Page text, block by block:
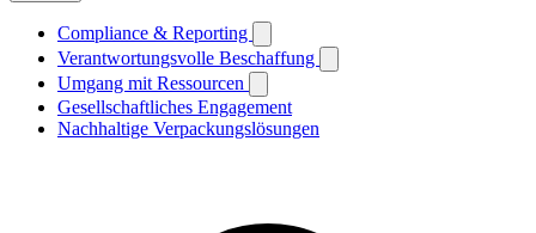
Compliance & Reporting
Verantwortungsvolle Beschaffung
Umgang mit Ressourcen
Gesellschaftliches Engagement
Nachhaltige Verpackungslösungen